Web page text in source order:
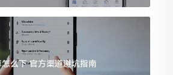
么下 官方渠道避坑指南